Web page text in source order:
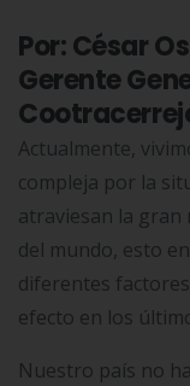
Por: César
Gerente
Actualmente,
compleja por la
atraviesan la gran
del mundo, esto
diferentes
efecto en los
Nuestro país no